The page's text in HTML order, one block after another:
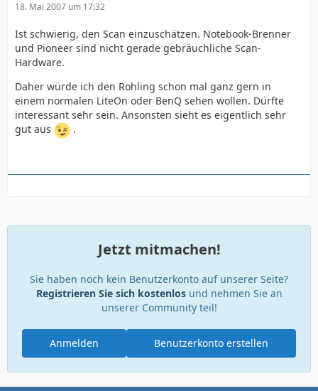
18. Mai 2007 um 17:32
Ist schwierig, den Scan einzuschätzen. Notebook-Brenner
und Pioneer sind nicht gerade gebräuchliche Scan-
Hardware.
Daher würde ich den Rohling schon mal ganz gern in
einem normalen LiteOn oder BenQ sehen wollen. Dürfte
interessant sehr sein. Ansonsten sieht es eigentlich sehr
gut aus
.
Jetzt mitmachen!
Sie haben noch kein Benutzerkonto auf unserer Seite?
Registrieren Sie sich kostenlosund nehmen Sie an
unserer Community teil!
Benutzerkonto erstellen
Anmelden